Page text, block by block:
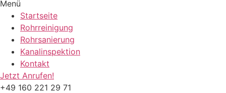
Menü
Startseite
Rohrreinigung
Rohrsanierung
Kanalinspektion
Kontakt
Jetzt Anrufen!
+49 160 221 29 71